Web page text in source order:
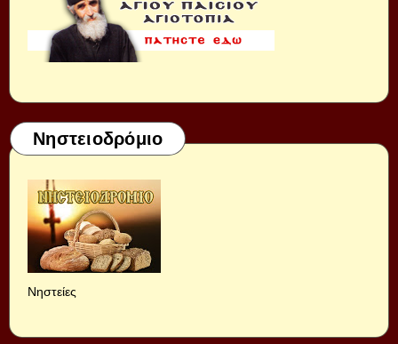
Νηστειοδρόμιο
Νηστείες